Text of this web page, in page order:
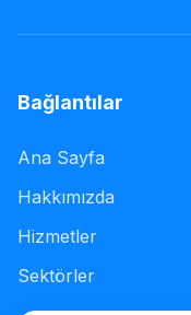
Bağlantılar
Ana Sayfa
Hakkımızda
Hizmetler
Sektörler